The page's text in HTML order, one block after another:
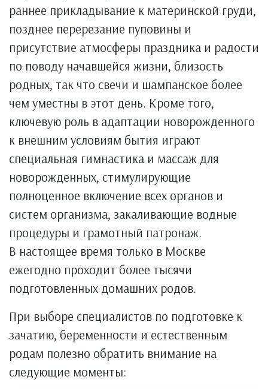
раннее прикладывание к материнской груди,
позднее перерезание пуповины и
присутствие атмосферы праздника и радости
по поводу начавшейся жизни, близость
родных, так что свечи и шампанское более
чем уместны в этот день. Кроме того,
ключевую роль в адаптации новорожденного
к внешним условиям бытия играют
специальная гимнастика и массаж для
новорожденных, стимулирующие
полноценное включение всех органов и
систем организма, закаливающие водные
процедуры и грамотный патронаж.
В настоящее время только в Москве
ежегодно проходит более тысячи
подготовленных домашних родов.
При выборе специалистов по подготовке к
зачатию, беременности и естественным
родам полезно обратить внимание на
следующие моменты: